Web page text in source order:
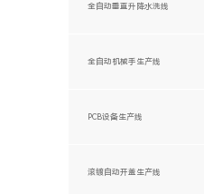
全自动垂直升降水洗线
全自动机械手生产线
PCB设备生产线
滚镀自动开盖生产线